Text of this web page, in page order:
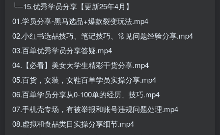
└─15.优秀学员分享【更新25年4月】
01.学员分享-黑马选品+爆款裂变玩法.mp4
02.小红书选品技巧、笔记技巧、常见问题经验分享.mp4
03.百单优秀学员分享答疑.mp4
04.【必看】美女大学生精彩干货分享.mp4
05.百货，女装，女鞋百单学员实操分享.mp4
06.百单学员分享从0-100单的经历、技巧.mp4
07.手机壳专场，有被举报和账号违规问题处理.mp4
08.虚拟和食品类目实操分享细节.mp4